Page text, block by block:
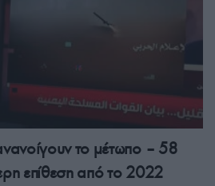
το μέτωπο – 58
επίθεση από το 2022